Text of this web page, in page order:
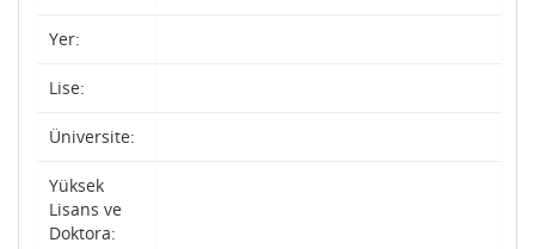
Yer:
Lise:
Üniversite:
Yüksek
Lisans ve
Doktora: